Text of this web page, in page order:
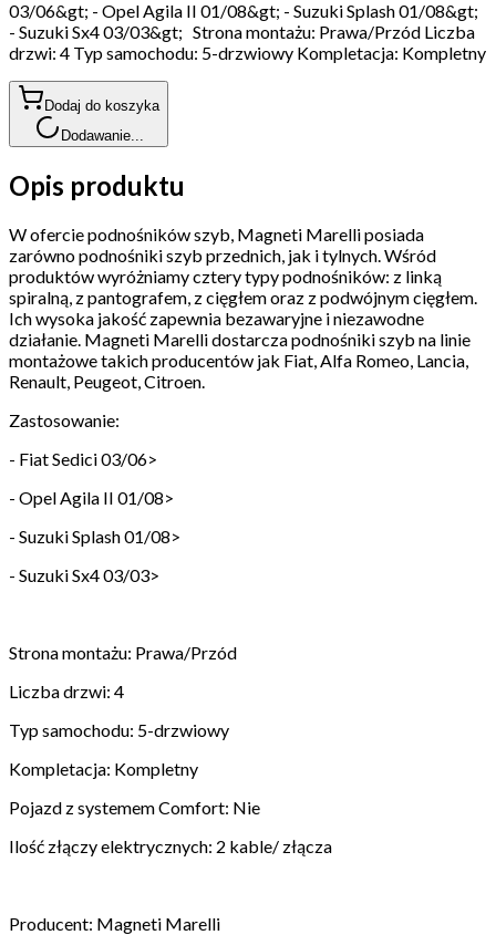
03/06&gt; - Opel Agila II 01/08&gt; - Suzuki Splash 01/08&gt;
- Suzuki Sx4 03/03&gt; Strona montażu: Prawa/Przód Liczba
drzwi: 4 Typ samochodu: 5-drzwiowy Kompletacja: Kompletny
Dodaj do koszyka
Dodawanie...
Opis produktu
W ofercie podnośników szyb, Magneti Marelli posiada
zarówno podnośniki szyb przednich, jak i tylnych. Wśród
produktów wyróżniamy cztery typy podnośników: z linką
spiralną, z pantografem, z cięgłem oraz z podwójnym cięgłem.
Ich wysoka jakość zapewnia bezawaryjne i niezawodne
działanie. Magneti Marelli dostarcza podnośniki szyb na linie
montażowe takich producentów jak Fiat, Alfa Romeo, Lancia,
Renault, Peugeot, Citroen.
Zastosowanie:
- Fiat Sedici 03/06>
- Opel Agila II 01/08>
- Suzuki Splash 01/08>
- Suzuki Sx4 03/03>
Strona montażu: Prawa/Przód
Liczba drzwi: 4
Typ samochodu: 5-drzwiowy
Kompletacja: Kompletny
Pojazd z systemem Comfort: Nie
Ilość złączy elektrycznych: 2 kable/ złącza
Producent: Magneti Marelli